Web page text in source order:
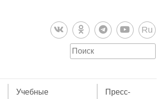
Ru
Учебные
Пресс-